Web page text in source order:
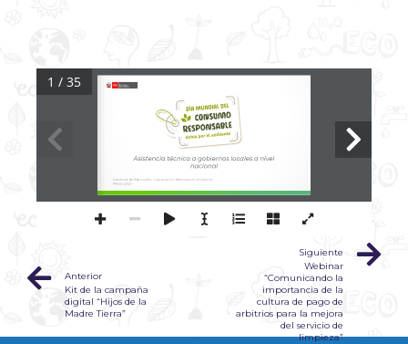
Asistencia técnica a gobiernos locales a nivel
nacional
Dirección de Educación, Ciudadanía e Información Ambiental
Marzo 2025
1 / 35
Anterior
Kit de la campaña
digital “Hijos de la
Madre Tierra”
Siguiente
Webinar
“Comunicando la
importancia de la
cultura de pago de
arbitrios para la mejora
del servicio de
limpieza”